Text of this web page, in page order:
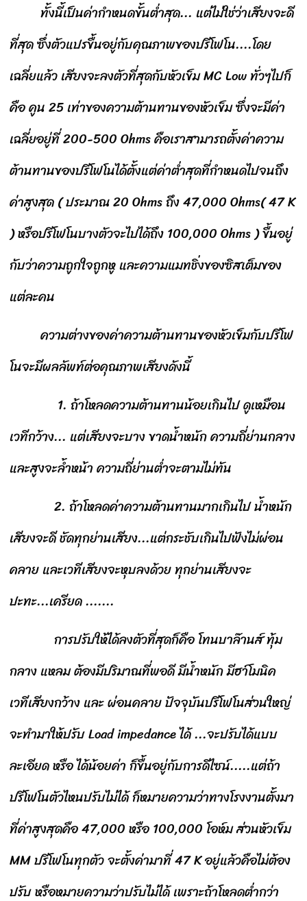
ทั้งนี้เป็นค่ากำหนดขั้นต่ำสุด... แต่ไม่ใช่ว่าเสียงจะดี
ที่สุด ซึ่งตัวแปรขื้นอยู่กับคุณภาพของปรีโฟโน....โดย
เฉลี่ยแล้ว เสียงจะลงตัวที่สุดกับหัวเข็ม MC Low ทั่วๆไปก็
คือ คูน 25 เท่าของความต้านทานของหัวเข็ม ซึ่งจะมีค่า
เฉลี่ยอยู่ที่ 200-500 Ohms คือเราสามารถตั้งค่าความ
ต้านทานของปรีโฟโนได้ตั้งแต่ค่าต่ำสุดที่กำหนดไปจนถึง
ค่าสูงสุด ( ประมาณ 20 Ohms ถึง 47,000 Ohms( 47 K
) หรือปรีโฟโนบางตัวจะไปได้ถึง 100,000 Ohms ) ขื้นอยู่
กับว่าความถูกใจถูกหู และความแมทชิ่งของซิสเต็มของ
แต่ละคน
ความต่างของค่าความต้านทานของหัวเข็มกับปรีโฟ
โนจะมีผลลัพท์ต่อคุณภาพเสียงดังนี้
1. ถ้าโหลดความต้านทานน้อยเกินไป ดูเหมือน
เวทีกว้าง... แต่เสียงจะบาง ขาดน้ำหนัก ความถี่ย่านกลาง
และสูงจะล้ำหน้า ความถี่ย่านต่ำจะตามไม่ทัน
2. ถ้าโหลดค่าความต้านทานมากเกินไป น้ำหนัก
เสียงจะดี ชัดทุกย่านเสียง...แต่กระชับเกินไปฟังไม่ผ่อน
คลาย และเวทีเสียงจะหุบลงด้วย ทุกย่านเสียงจะ
ปะทะ...เครียด .......
การปรับให้ได้ลงตัวที่สุดก็คือ โทนบาล๊านส์ ทุ้ม
กลาง แหลม ต้องมีปริมาณที่พอดี มีน้ำหนัก มีฮา์โมนิค
เวทีเสียงกว้าง และ ผ่อนคลาย ปัจจุบันปรีโฟโนส่วนใหญ่
จะทำมาให้ปรับ Load impedance ได้ ...จะปรับได้แบบ
ละเอียด หรือ ได้น้อยค่า ก็ขื้นอยู่กับการดีไซน์.....แต่ถ้า
ปรีโฟโนตัวไหนปรับไม่ได้ ก็หมายความว่าทางโรงงานตั้งมา
ที่ค่าสูงสุดคือ 47,000 หรือ 100,000 โอห์ม ส่วนหัวเข็ม
MM ปรีโฟโนทุกตัว จะตั้งค่ามาที่ 47 K อยู่แล้วคือไม่ต้อง
ปรับ หรือหมายความว่าปรับไม่ได้ เพราะถ้าโหลดต่ำกว่า